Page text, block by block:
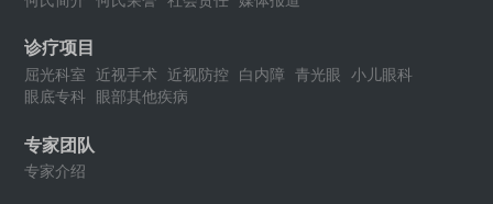
诊疗项目
屈光科室 近视手术 近视防控 白内障 青光眼
小儿眼科
眼底专科
眼部其他疾病
专家团队
专家介绍